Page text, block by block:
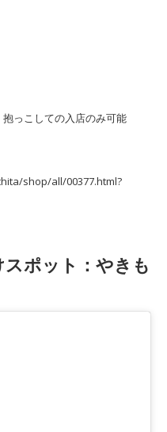
っこしての入店のみ可能
shop/all/00377.html?
ポット：やきも